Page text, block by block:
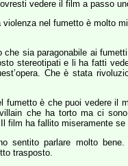
vedere il film a passo
nel fumetto è molto
sia paragonabile ai fumetti
stereotipati e li ha fatti
Che è stata
fumetto è che puoi vedere il
che ha torto ma ci
film ha fallito miseramente
sentito parlare molto
trasposto.